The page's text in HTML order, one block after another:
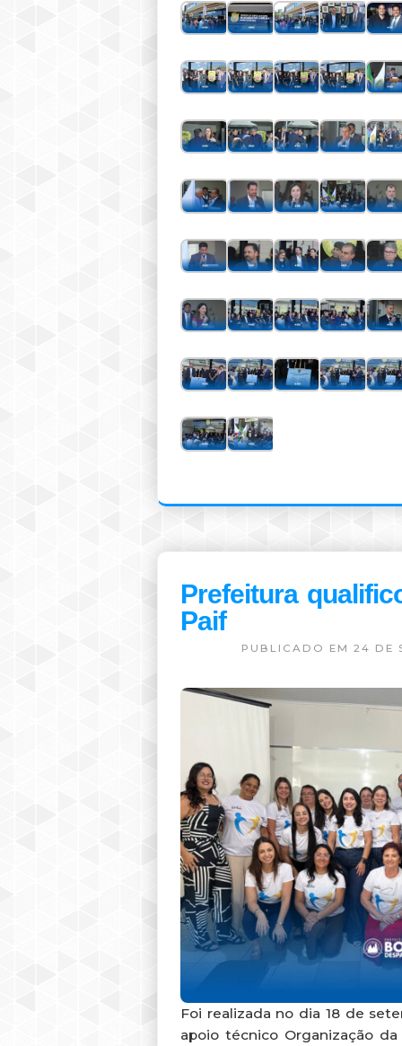
Prefeitura
Paif
PUBLICADO EM 24 DE
Foi realizada no dia 18 de
apoio técnico Organização